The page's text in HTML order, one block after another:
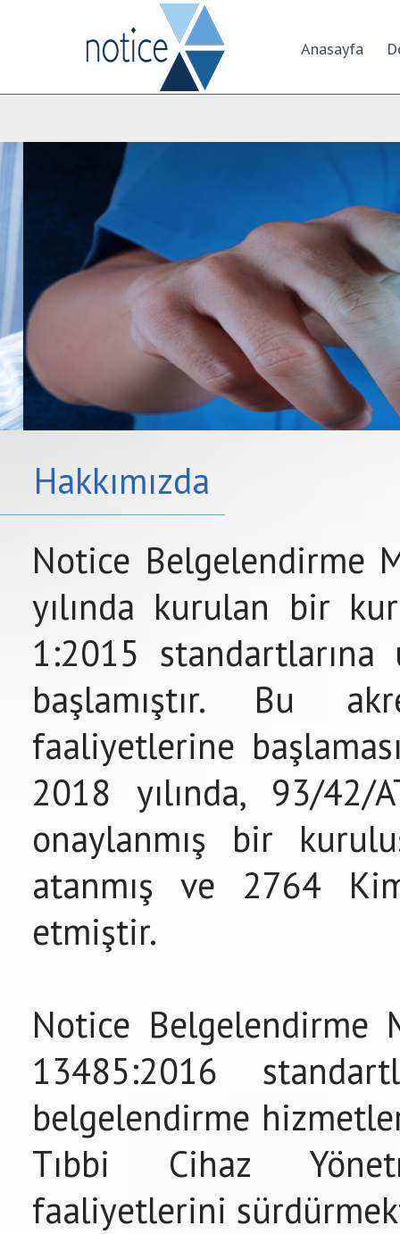
Anasayfa
Hakkımızda
Notice Belgelendirme
yılında kurulan bir
1:2015
başlamıştır. Bu
faaliyetlerine
2018 yılında, 93/42/
onaylanmış bir
atanmış ve 2764
etmiştir.
Notice Belgelendirme
13485:2016
belgelendirme
Tıbbi Cihaz
faaliyetlerini